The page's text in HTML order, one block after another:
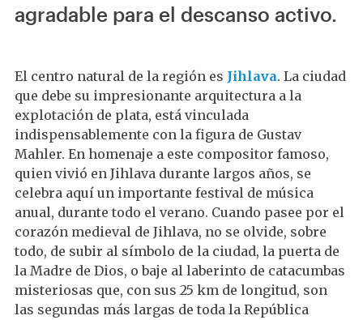
agradable para el descanso activo.
El centro natural de la región es Jihlava. La ciudad
que debe su impresionante arquitectura a la
explotación de plata, está vinculada
indispensablemente con la figura de Gustav
Mahler. En homenaje a este compositor famoso,
quien vivió en Jihlava durante largos años, se
celebra aquí un importante festival de música
anual, durante todo el verano. Cuando pasee por el
corazón medieval de Jihlava, no se olvide, sobre
todo, de subir al símbolo de la ciudad, la puerta de
la Madre de Dios, o baje al laberinto de catacumbas
misteriosas que, con sus 25 km de longitud, son
las segundas más largas de toda la República